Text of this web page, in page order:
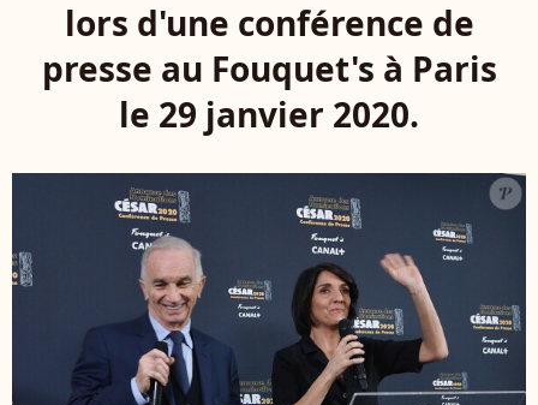
lors d'une conférence de
presse au Fouquet's à Paris
le 29 janvier 2020.